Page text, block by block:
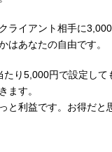
ライアント相手に
はあなたの自由です。
たり5,000円で設定して
ます。
と利益です。お得だと